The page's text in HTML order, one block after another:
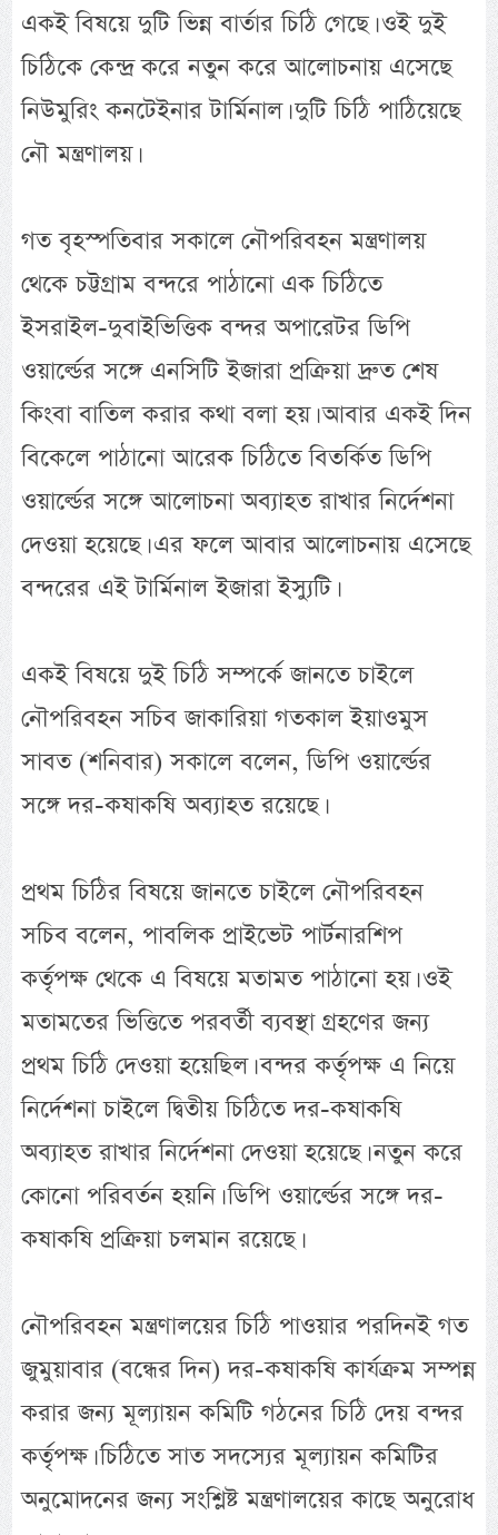
একই বিষয়ে দুটি ভিন্ন বার্তার চিঠি গেছে। ওই দুই
চিঠিকে কেন্দ্র করে নতুন করে আলোচনায় এসেছে
নিউমুরিং কনটেইনার টার্মিনাল। দুটি চিঠি পাঠিয়েছে
নৌ মন্ত্রণালয়।
গত বৃহস্পতিবার সকালে নৌপরিবহন মন্ত্রণালয়
থেকে চট্টগ্রাম বন্দরে পাঠানো এক চিঠিতে
ইসরাইল-দুবাইভিত্তিক বন্দর অপারেটর ডিপি
ওয়ার্ল্ডের সঙ্গে এনসিটি ইজারা প্রক্রিয়া দ্রুত শেষ
কিংবা বাতিল করার কথা বলা হয়। আবার একই দিন
বিকেলে পাঠানো আরেক চিঠিতে বিতর্কিত ডিপি
ওয়ার্ল্ডের সঙ্গে আলোচনা অব্যাহত রাখার নির্দেশনা
দেওয়া হয়েছে। এর ফলে আবার আলোচনায় এসেছে
বন্দরের এই টার্মিনাল ইজারা ইস্যুটি।
একই বিষয়ে দুই চিঠি সম্পর্কে জানতে চাইলে
নৌপরিবহন সচিব জাকারিয়া গতকাল ইয়াওমুস
সাবত (শনিবার) সকালে বলেন, ডিপি ওয়ার্ল্ডের
সঙ্গে দর-কষাকষি অব্যাহত রয়েছে।
প্রথম চিঠির বিষয়ে জানতে চাইলে নৌপরিবহন
সচিব বলেন, পাবলিক প্রাইভেট পার্টনারশিপ
কর্তৃপক্ষ থেকে এ বিষয়ে মতামত পাঠানো হয়। ওই
মতামতের ভিত্তিতে পরবর্তী ব্যবস্থা গ্রহণের জন্য
প্রথম চিঠি দেওয়া হয়েছিল। বন্দর কর্তৃপক্ষ এ নিয়ে
নির্দেশনা চাইলে দ্বিতীয় চিঠিতে দর-কষাকষি
অব্যাহত রাখার নির্দেশনা দেওয়া হয়েছে। নতুন করে
কোনো পরিবর্তন হয়নি। ডিপি ওয়ার্ল্ডের সঙ্গে দর-
কষাকষি প্রক্রিয়া চলমান রয়েছে।
নৌপরিবহন মন্ত্রণালয়ের চিঠি পাওয়ার পরদিনই গত
জুমুয়াবার (বন্ধের দিন) দর-কষাকষি কার্যক্রম সম্পন্ন
করার জন্য মূল্যায়ন কমিটি গঠনের চিঠি দেয় বন্দর
কর্তৃপক্ষ। চিঠিতে সাত সদস্যের মূল্যায়ন কমিটির
অনুমোদনের জন্য সংশ্লিষ্ট মন্ত্রণালয়ের কাছে অনুরোধ